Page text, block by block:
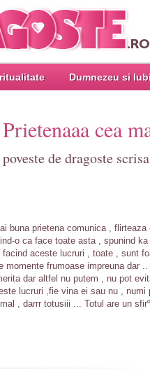
Dumnezeu si
Prietenaaa cea
poveste de dragoste
buna prietena comunica ,
o ca face toate asta , spunind
aceste lucruri , toate , sunt
momente frumoase impreuna dar
dar altfel nu putem , nu pot
lucruri ,fie vina ei sau nu ,
, darrr totusiii ... Totul are un